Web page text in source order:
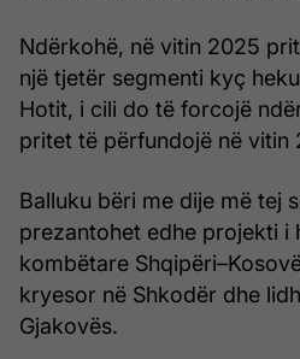
Ndërkohë, në vitin 2025
një tjetër segmenti kyç
Hotit, i cili do të forcojë
pritet të përfundojë në vitin
Balluku bëri me dije më tej
prezantohet edhe projekti i
kombëtare
kryesor në Shkodër dhe
Gjakovës.